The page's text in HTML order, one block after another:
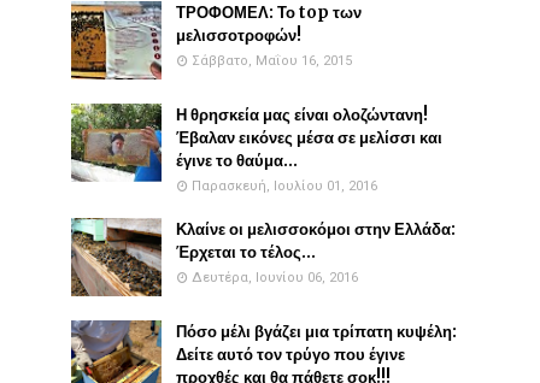
ΤΡΟΦΟΜΕΛ: Το top των
μελισσοτροφών!
Σάββατο, Μαΐου 16, 2015
Η θρησκεία μας είναι ολοζώντανη!
Έβαλαν εικόνες μέσα σε μελίσσι και
έγινε το θαύμα...
Παρασκευή, Ιουλίου 01, 2016
Κλαίνε οι μελισσοκόμοι στην Ελλάδα:
Έρχεται το τέλος...
Δευτέρα, Ιουνίου 06, 2016
Πόσο μέλι βγάζει μια τρίπατη κυψέλη:
Δείτε αυτό τον τρύγο που έγινε
προχθές και θα πάθετε σοκ!!!